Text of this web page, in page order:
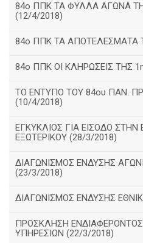
84ο ΠΠΚ ΤΑ ΦΥΛΛΑ ΑΓΩΝΑ
(12/4/2018)
84ο ΠΠΚ ΤΑ ΑΠΟΤΕΛΕΣΜΑΤΑ
84ο ΠΠΚ ΟΙ ΚΛΗΡΩΣΕΙΣ ΤΗΣ
ΤΟ ΕΝΤΥΠΟ ΤΟΥ 84ου ΠΑΝ.
(10/4/2018)
ΕΓΚΥΚΛΙΟΣ ΓΙΑ ΕΙΣΟΔΟ
ΕΞΩΤΕΡΙΚΟΥ (28/3/2018)
ΔΙΑΓΩΝΙΣΜΟΣ ΕΝΔΥΣΗΣ
(23/3/2018)
ΔΙΑΓΩΝΙΣΜΟΣ ΕΝΔΥΣΗΣ
ΠΡΟΣΚΛΗΣΗ
ΥΠΗΡΕΣΙΩΝ (22/3/2018)